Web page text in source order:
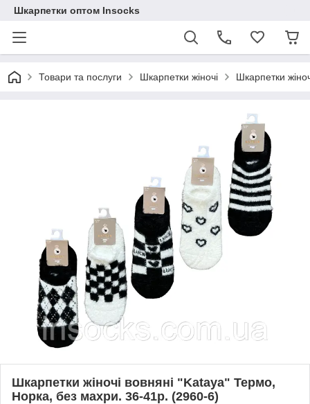
Шкарпетки оптом Insocks
Товари та послуги Шкарпетки жіночі Шкарпетки
Шкарпетки жіночі вовняні "Kataya" Термо,
Норка, без махри. 36-41р. (2960-6)